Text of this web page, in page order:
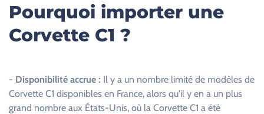
.
Pourquoi importer une
Corvette C1 ?
- Disponibilité accrue : Il y a un nombre limité de modèles de
Corvette C1 disponibles en France, alors qu'il y en a un plus
grand nombre aux États-Unis, où la Corvette C1 a été